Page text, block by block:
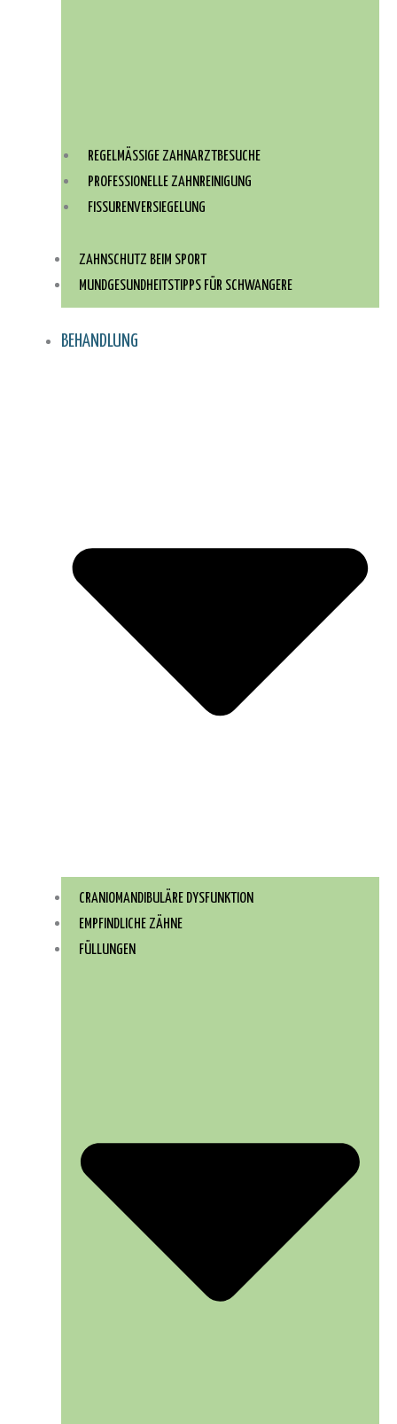
REGELMÄSSIGE ZAHNARZTBESUCHE
PROFESSIONELLE ZAHNREINIGUNG
FISSURENVERSIEGELUNG
ZAHNSCHUTZ BEIM SPORT
MUNDGESUNDHEITSTIPPS FÜR SCHWANGERE
BEHANDLUNG
CRANIOMANDIBULÄRE DYSFUNKTION
EMPFINDLICHE ZÄHNE
FÜLLUNGEN